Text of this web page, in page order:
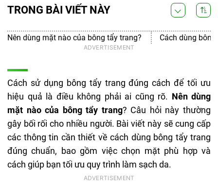
Cách sử dụng bông tẩy trang đúng cách để tối ưu
hiệu quả là điều không phải ai cũng rõ. Nên dùng
mặt nào của bông tẩy trang? Câu hỏi này thường
gây bối rối cho nhiều người. Bài viết này sẽ cung cấp
các thông tin cần thiết về cách dùng bông tẩy trang
đúng chuẩn, bao gồm việc chọn mặt phù hợp và
cách giúp bạn tối ưu quy trình làm sạch da.
TRONG BÀI VIẾT NÀY
Nên dùng mặt nào của bông tẩy trang? Cách dùng